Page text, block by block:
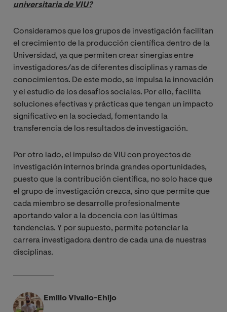
universitaria de VIU?
Consideramos que los grupos de investigación facilitan
el crecimiento de la producción científica dentro de la
Universidad, ya que permiten crear sinergias entre
investigadores/as de diferentes disciplinas y ramas de
conocimientos. De este modo, se impulsa la innovación
y el estudio de los desafíos sociales. Por ello, facilita
soluciones efectivas y prácticas que tengan un impacto
significativo en la sociedad, fomentando la
transferencia de los resultados de investigación.
Por otro lado, el impulso de VIU con proyectos de
investigación internos brinda grandes oportunidades,
puesto que la contribución científica, no solo hace que
el grupo de investigación crezca, sino que permite que
cada miembro se desarrolle profesionalmente
aportando valor a la docencia con las últimas
tendencias. Y por supuesto, permite potenciar la
carrera investigadora dentro de cada una de nuestras
disciplinas.
Emilio Vivallo-Ehijo